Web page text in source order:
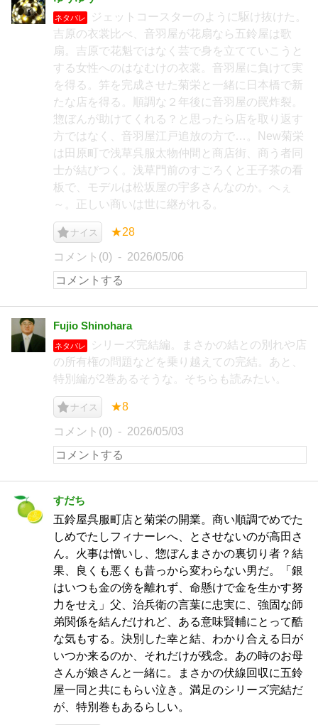
ネタバレ
ジェットコースターのように駆け抜けた。
吉原の衣裳比べ、音羽屋が花扇なら五鈴屋は歌
扇。吉原で花魁ではなく芸で身を立てていこうと
する女性へのはなむけの衣裳。音羽屋に負けて実
を得る。笄を完成させた菊栄と一緒に日本橋で新
たな店を得る。順調な２年後に音羽屋の罠炸裂。
惣ぼんが助けてくれる？と思ったら店を取り返す
方ではなく、音羽屋江戸追放の方で…。New菊栄
は田原町で浅草呉服太物仲間と商店街、商う者同
士が結びつく。浅草門前のすごろくと王子茶の看
板で、モデルは松坂屋の宇多さんなのか。へぇ
～。正しい商いは世に継がれる。
ナイス ★28
コメント(0) 2026/05/06
Fujio Shinohara
ネタバレ
シリーズ完結編。まさかの結との別れや店
の所有権の問題などを乗り越えての完結。あと、
特別編が2巻あるそうな。そちらも読みたい。
ナイス ★8
コメント(0) 2026/05/03
すだち
五鈴屋呉服町店と菊栄の開業。商い順調でめでた
しめでたしフィナーレへ、とさせないのが高田さ
ん。火事は憎いし、惣ぼんまさかの裏切り者？結
果、良くも悪くも昔っから変わらない男だ。「銀
はいつも金の傍を離れず、命懸けで金を生かす努
力をせえ」父、治兵衛の言葉に忠実に、強固な師
弟関係を結んだけれど、ある意味賢輔にとって酷
な気もする。決別した幸と結、わかり合える日が
いつか来るのか、それだけが残念。あの時のお母
さんが娘さんと一緒に。まさかの伏線回収に五鈴
屋一同と共にもらい泣き。満足のシリーズ完結だ
が、特別巻もあるらしい。